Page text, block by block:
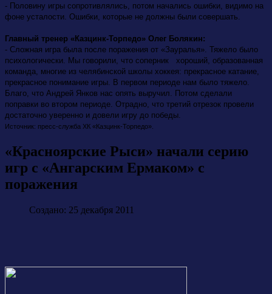
- Половину игры сопротивлялись, потом начались ошибки, видимо на
фоне усталости. Ошибки, которые не должны были совершать.
Главный тренер «Казцинк-Торпедо» Олег Болякин:
- Сложная игра была после поражения от «Зауралья». Тяжело было
психологически. Мы говорили, что соперник хороший, образованная
команда, многие из челябинской школы хоккея: прекрасное катание,
прекрасное понимание игры. В первом периоде нам было тяжело.
Благо, что Андрей Янков нас опять выручил. Потом сделали
поправки во втором периоде. Отрадно, что третий отрезок провели
достаточно уверенно и довели игру до победы.
Источник: пресс-служба ХК «Казцинк-Торпедо».
«Красноярские Рыси» начали серию
игр с «Ангарским Ермаком» с
поражения
Создано: 25 декабря 2011